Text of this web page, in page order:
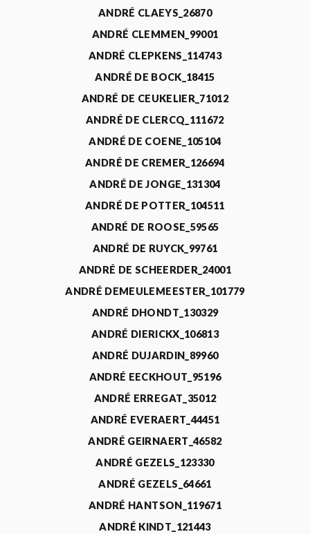
ANDRÉ CLAEYS_26870
ANDRÉ CLEMMEN_99001
ANDRÉ CLEPKENS_114743
ANDRÉ DE BOCK_18415
ANDRÉ DE CEUKELIER_71012
ANDRÉ DE CLERCQ_111672
ANDRÉ DE COENE_105104
ANDRÉ DE CREMER_126694
ANDRÉ DE JONGE_131304
ANDRÉ DE POTTER_104511
ANDRÉ DE ROOSE_59565
ANDRÉ DE RUYCK_99761
ANDRÉ DE SCHEERDER_24001
ANDRÉ DEMEULEMEESTER_101779
ANDRÉ DHONDT_130329
ANDRÉ DIERICKX_106813
ANDRÉ DUJARDIN_89960
ANDRÉ EECKHOUT_95196
ANDRÉ ERREGAT_35012
ANDRÉ EVERAERT_44451
ANDRÉ GEIRNAERT_46582
ANDRÉ GEZELS_123330
ANDRÉ GEZELS_64661
ANDRÉ HANTSON_119671
ANDRÉ KINDT_121443